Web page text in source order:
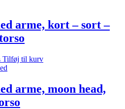
arme, kort – sort –
Tilføj til kurv
arme, moon head,